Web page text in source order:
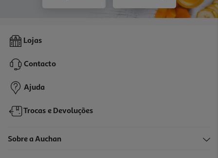
Lojas
Contacto
Ajuda
Trocas e Devoluções
Sobre a Auchan